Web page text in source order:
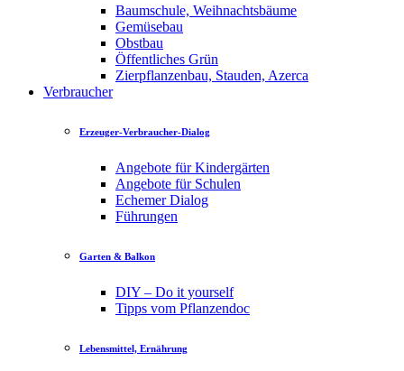
Baumschule, Weihnachtsbäume
Gemüsebau
Obstbau
Öffentliches Grün
Zierpflanzenbau, Stauden, Azerca
Verbraucher
Erzeuger-Verbraucher-Dialog
Angebote für Kindergärten
Angebote für Schulen
Echemer Dialog
Führungen
Garten & Balkon
DIY – Do it yourself
Tipps vom Pflanzendoc
Lebensmittel, Ernährung